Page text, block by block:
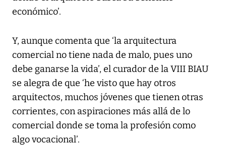
económico’.
Y, aunque comenta que ‘la arquitectura
comercial no tiene nada de malo, pues uno
debe ganarse la vida’, el curador de la VIII BIAU
se alegra de que ‘he visto que hay otros
arquitectos, muchos jóvenes que tienen otras
corrientes, con aspiraciones más allá de lo
comercial donde se toma la profesión como
algo vocacional’.